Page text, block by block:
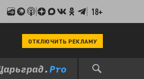
18+
ОТКЛЮЧИТЬ РЕКЛАМУ